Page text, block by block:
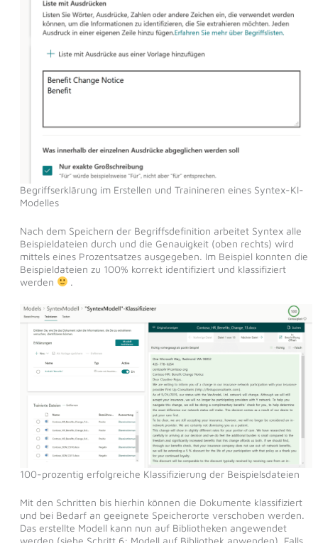
Begriffserklärung im Erstellen und Trainineren eines Syntex-KI-
Modelles
Nach dem Speichern der Begriffsdefinition arbeitet Syntex alle
Beispieldateien durch und die Genauigkeit (oben rechts) wird
mittels eines Prozentsatzes ausgegeben. Im Beispiel konnten die
Beispieldateien zu 100% korrekt identifiziert und klassifiziert
werden
.
100-prozentig erfolgreiche Klassifizierung der Beispielsdateien
Mit den Schritten bis hierhin können die Dokumente klassifiziert
und bei Bedarf an geeignete Speicherorte verschoben werden.
Das erstellte Modell kann nun auf Bibliotheken angewendet
werden (siehe Schritt 6: Modell auf Bibliothek anwenden). Falls